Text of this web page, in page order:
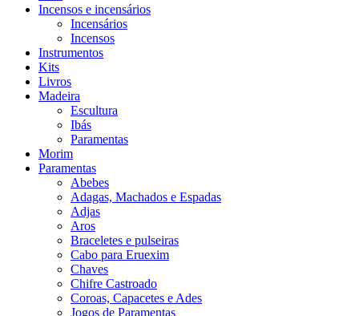
Incensos e incensários
Incensários
Incensos
Instrumentos
Kits
Livros
Madeira
Escultura
Ibás
Paramentas
Morim
Paramentas
Abebes
Adagas, Machados e Espadas
Adjas
Aros
Braceletes e pulseiras
Cabo para Eruexim
Chaves
Chifre Castroado
Coroas, Capacetes e Ades
Jogos de Paramentas